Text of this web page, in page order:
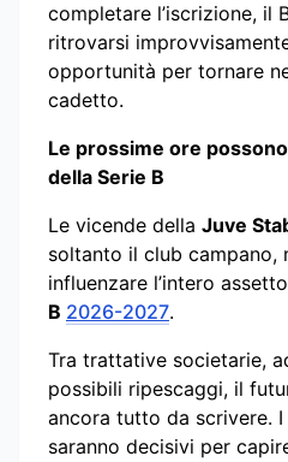
completare l’iscrizione, il
ritrovarsi
opportunità per tornare
cadetto.
Le prossime ore
della Serie B
Le vicende della Juve
soltanto il club campano,
influenzare l’intero
B 2026-2027.
Tra trattative societarie,
possibili ripescaggi, il
ancora tutto da scrivere.
saranno decisivi per